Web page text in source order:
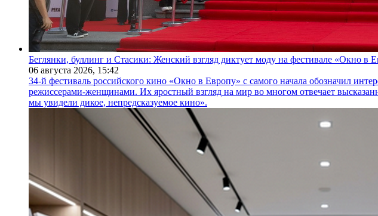
Беглянки, буллинг и Стасики: Женский взгляд диктует моду на фестивале «Окно в
06 августа 2026, 15:42
34-й фестиваль российского кино «Окно в Европу» с самого начала обозначил
режиссерами-женщинами. Их яростный взгляд на мир во многом отвечает
мы увидели дикое, непредсказуемое кино».